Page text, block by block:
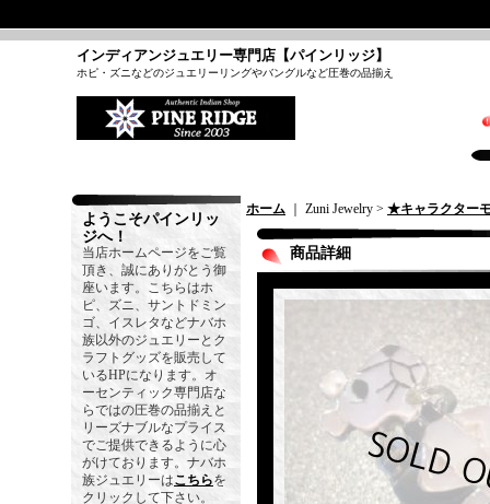
インディアンジュエリー専門店【パインリッジ】
ホピ・ズニなどのジュエリーリングやバングルなど圧巻の品揃え
ようこそパインリッ
ジへ！
当店ホームページをご覧
頂き、誠にありがとう御
座います。こちらはホ
ピ、ズニ、サントドミン
ゴ、イスレタなどナバホ
族以外のジュエリーとク
ラフトグッズを販売して
いるHPになります。オ
ーセンティック専門店な
らではの圧巻の品揃えと
リーズナブルなプライス
でご提供できるように心
がけております。ナバホ
族ジュエリーはこちらを
クリックして下さい。
ホーム ｜ Zuni Jewelry > ★キャラクター
商品詳細